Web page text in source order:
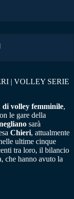
| VOLLEY SERIE
di volley femminile,
le gare della
sarà
Chieri, attualmente
ultime cinque
tra loro, il bilancio
che hanno avuto la